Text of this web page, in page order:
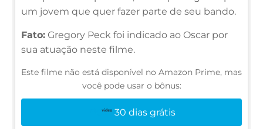
um jovem que quer fazer parte de seu bando.
Fato: Gregory Peck foi indicado ao Oscar por
sua atuação neste filme.
Este filme não está disponível no Amazon Prime, mas
você pode usar o bônus:
30 dias grátis